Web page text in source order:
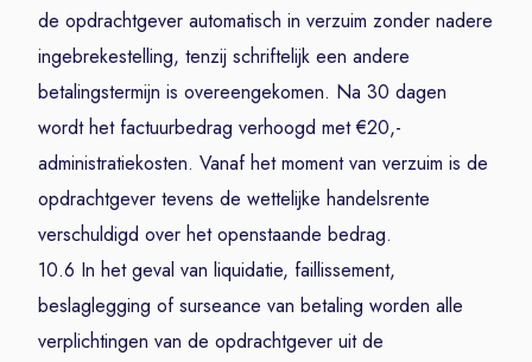
de opdrachtgever automatisch in verzuim zonder nadere
ingebrekestelling, tenzij schriftelijk een andere
betalingstermijn is overeengekomen. Na 30 dagen
wordt het factuurbedrag verhoogd met €20,-
administratiekosten. Vanaf het moment van verzuim is de
opdrachtgever tevens de wettelijke handelsrente
verschuldigd over het openstaande bedrag.
10.6 In het geval van liquidatie, faillissement,
beslaglegging of surseance van betaling worden alle
verplichtingen van de opdrachtgever uit de